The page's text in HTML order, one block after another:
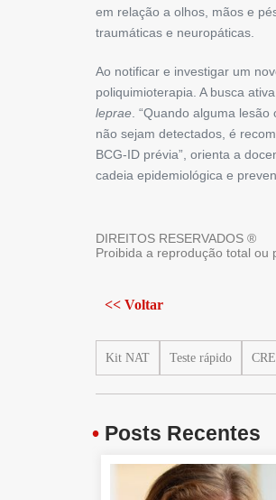
em relação a olhos, mãos e
traumáticas e neuropáticas.
Ao notificar e investigar um
poliquimioterapia. A busca
leprae. “Quando alguma
não sejam detectados, é
BCG-ID prévia”, orienta a
cadeia epidemiológica e
DIREITOS RESERVADOS ®
Proibida a reprodução total ou
<< Voltar
Kit NAT Teste rápido
• Posts Recentes